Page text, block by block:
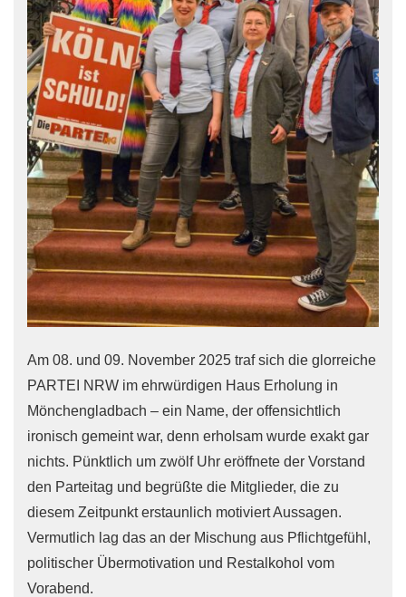
Am 08. und 09. November 2025 traf sich die glorreiche
PARTEI NRW im ehrwürdigen Haus Erholung in
Mönchengladbach – ein Name, der offensichtlich
ironisch gemeint war, denn erholsam wurde exakt gar
nichts. Pünktlich um zwölf Uhr eröffnete der Vorstand
den Parteitag und begrüßte die Mitglieder, die zu
diesem Zeitpunkt erstaunlich motiviert Aussagen.
Vermutlich lag das an der Mischung aus Pflichtgefühl,
politischer Übermotivation und Restalkohol vom
Vorabend.